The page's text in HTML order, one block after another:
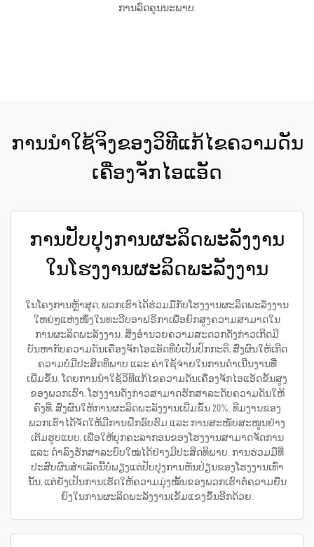
ການລົດຄຸນນະພາບ.
ການນຳໃຊ້ຈິງຂອງວິທີແກ້ໄຂຄວາມດັນ
ເຄື່ອງຈັກໄອແອັດ
ການປັບປຸງການຜະລິດພະລັງງານ
ໃນໂຮງງານຜະລິດພະລັງງານ
ໃນໂຄງການຫຼ້າສຸດ, ພວກເຮົາໄດ້ຮ່ວມມືກັບໂຮງງານຜະລິດພະລັງງານ
ໃຫຍ່ໆແຫ່ງໜຶ່ງໃນທະວີບອາຟຣິກາເພື່ອຍົກສູງຄວາມສາມາດໃນ
ການຜະລິດພະລັງງານ. ສິ່ງອຳນວຍຄວາມສະດວກດັ່ງກ່າວເກີດມີ
ບັນຫາກັບຄວາມດັນເຄື່ອງຈັກໄອແອັດທີ່ບໍ່ເປັນປົກກະຕິ, ສົ່ງຜົນໃຫ້ເກີດ
ຄວາມບໍ່ມີປະສິດທິພາບ ແລະ ຄ່າໃຊ້ຈ່າຍໃນການດຳເນີນງານທີ່
ເພີ່ມຂຶ້ນ. ໂດຍການນຳໃຊ້ວິທີແກ້ໄຂຄວາມດັນເຄື່ອງຈັກໄອແອັດຂັ້ນສູງ
ຂອງພວກເຮົາ, ໂຮງງານດັ່ງກ່າວສາມາດຮັກສາລະດັບຄວາມດັນໃຫ້
ຄົງທີ່, ສົ່ງຜົນໃຫ້ການຜະລິດພະລັງງານເພີ່ມຂຶ້ນ 20%. ທີມງານຂອງ
ພວກເຮົາໄດ້ຈັດໃຫ້ມີການຝຶກອົບຮົມ ແລະ ການສະໜັບສະໜູນຢ່າງ
ເຕັມຮູບແບບ, ເພື່ອໃຫ້ບຸກຄະລາກອນຂອງໂຮງງານສາມາດຈັດການ
ແລະ ດຳລົງຮັກສາລະບົບໃໝ່ໄດ້ຢ່າງມີປະສິດທິພາບ. ການຮ່ວມມືທີ່
ປະສົບຜົນສຳເລັດນີ້ບໍ່ພຽງແຕ່ປັບປຸງການຫັນປ່ຽນຂອງໂຮງງານເທົ່າ
ນັ້ນ, ແຕ່ຍັງເປັນການເຮັດໃຫ້ຄວາມມຸ່ງໝັ້ນຂອງພວກເຮົາຕໍ່ຄວາມຍືນ
ຍົງໃນການຜະລິດພະລັງງານເຂັ້ມແຂງຂຶ້ນອີກດ້ວຍ.